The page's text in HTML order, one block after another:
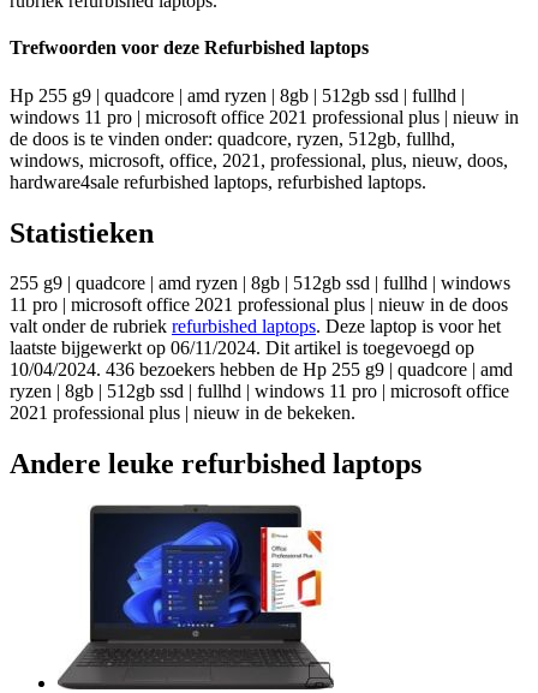
Trefwoorden voor deze Refurbished laptops
Hp 255 g9 | quadcore | amd ryzen | 8gb | 512gb ssd | fullhd |
windows 11 pro | microsoft office 2021 professional plus | nieuw in
de doos is te vinden onder: quadcore, ryzen, 512gb, fullhd,
windows, microsoft, office, 2021, professional, plus, nieuw, doos,
hardware4sale refurbished laptops, refurbished laptops.
Statistieken
255 g9 | quadcore | amd ryzen | 8gb | 512gb ssd | fullhd | windows
11 pro | microsoft office 2021 professional plus | nieuw in de doos
valt onder de rubriek refurbished laptops. Deze laptop is voor het
laatste bijgewerkt op 06/11/2024. Dit artikel is toegevoegd op
10/04/2024. 436 bezoekers hebben de Hp 255 g9 | quadcore | amd
ryzen | 8gb | 512gb ssd | fullhd | windows 11 pro | microsoft office
2021 professional plus | nieuw in de bekeken.
Andere leuke refurbished laptops